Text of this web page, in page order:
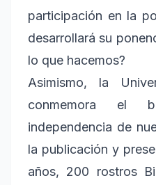
participación en la
desarrollará su
lo que hacemos?
Asimismo, la
conmemora el
independencia de
la publicación y
años, 200 rostros